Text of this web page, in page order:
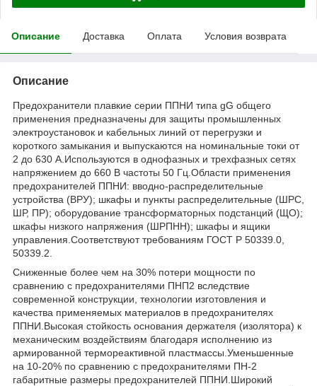
Описание Доставка Оплата Условия возврата
Описание
Предохранители плавкие серии ППНИ типа gG общего
применения предназначены для защиты промышленных
электроустановок и кабельных линий от перегрузки и
короткого замыкания и выпускаются на номинальные токи от
2 до 630 А.Используются в однофазных и трехфазных сетях
напряжением до 660 В частоты 50 Гц.Области применения
предохранителей ППНИ: вводно-распределительные
устройства (ВРУ); шкафы и пункты распределительные (ШРС,
ШР, ПР); оборудование трансформаторных подстанций (ЩО);
шкафы низкого напряжения (ШРПНН); шкафы и ящики
управления.Соответствуют требованиям ГОСТ Р 50339.0,
50339.2.
Сниженные более чем на 30% потери мощности по
сравнению с предохранителями ПНП2 вследствие
современной конструкции, технологии изготовления и
качества применяемых материалов в предохранителях
ППНИ.Высокая стойкость основания держателя (изолятора) к
механическим воздействиям благодаря исполнению из
армированной термореактивной пластмассы.Уменьшенные
на 10-20% по сравнению с предохранителями ПН-2
габаритные размеры предохранителей ППНИ.Широкий